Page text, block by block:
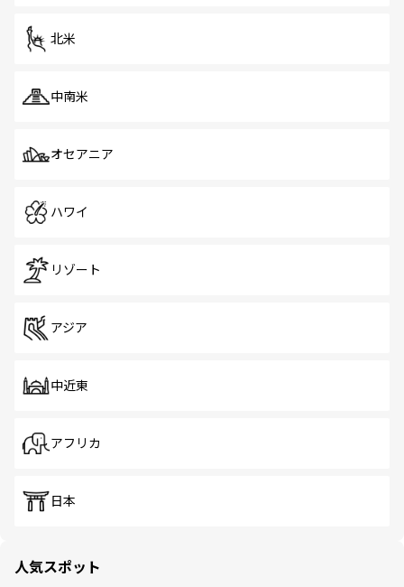
北米
中南米
オセアニア
ハワイ
リゾート
アジア
中近東
アフリカ
日本
人気スポット